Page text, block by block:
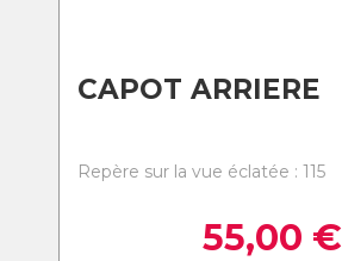
CAPOT ARRIERE
Repère sur la vue éclatée : 115
55,00 €